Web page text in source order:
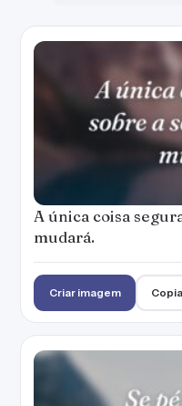
A única coisa
mudará.
Criar imagem